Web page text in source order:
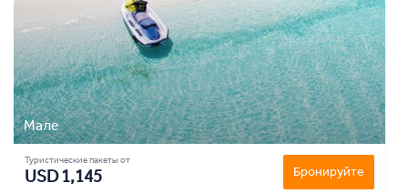
Мале
Туристические пакеты от
USD 1,145 Бронируйте